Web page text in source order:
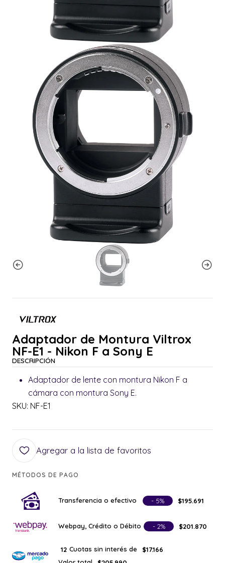
Adaptador de Montura Viltrox
NF-E1 - Nikon F a Sony E
DESCRIPCIÓN
Adaptador de lente con montura Nikon F a
cámara con montura Sony E.
SKU: NF-E1
Agregar a la lista de favoritos
MÉTODOS DE PAGO
Transferencia o efectivo - 5% $195.691
Webpay, Crédito o Débito - 2% $201.870
12 Cuotas sin interés de
$17.166